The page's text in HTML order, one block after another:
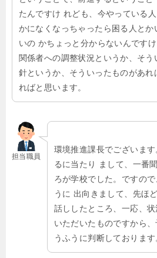
たんですけ れども、今やっている
かになくなっちゃったら困る人とか
いの かちょっと分からないんです
関係者への調整状況というか、そう
針というか、そういったものがあれ
ればと思います。
担当職員
環境推進課長でございま
るに当たり まして、一番
ろが学校でした。ですの
うに 出向きまして、先ほ
話ししたところ、一応、
いただいたものですから
うふうに判断しております